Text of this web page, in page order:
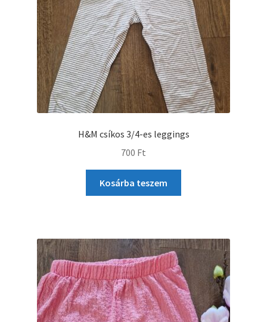
H&M csíkos 3/4-es leggings
700 Ft
Kosárba teszem